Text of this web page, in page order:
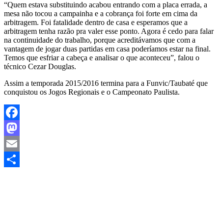
“Quem estava substituindo acabou entrando com a placa errada, a
mesa não tocou a campainha e a cobrança foi forte em cima da
arbitragem. Foi fatalidade dentro de casa e esperamos que a
arbitragem tenha razão pra valer esse ponto. Agora é cedo para falar
na continuidade do trabalho, porque acreditávamos que com a
vantagem de jogar duas partidas em casa poderíamos estar na final.
Temos que esfriar a cabeça e analisar o que aconteceu”, falou o
técnico Cezar Douglas.
Assim a temporada 2015/2016 termina para a Funvic/Taubaté que
conquistou os Jogos Regionais e o Campeonato Paulista.
Facebook
Mastodon
Email